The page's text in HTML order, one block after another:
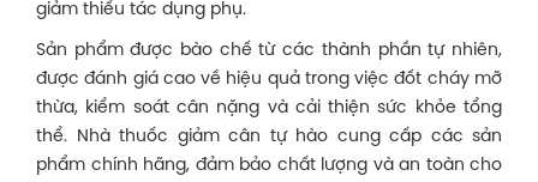
giảm thiểu tác dụng phụ.
Sản phẩm được bào chế từ các thành phần tự nhiên,
được đánh giá cao về hiệu quả trong việc đốt cháy mỡ
thừa, kiểm soát cân nặng và cải thiện sức khỏe tổng
thể. Nhà thuốc giảm cân tự hào cung cấp các sản
phẩm chính hãng, đảm bảo chất lượng và an toàn cho